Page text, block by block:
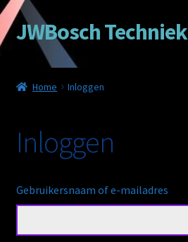
Ga
door
navigatie
Ga
naar
inhoud
JWBosch Techniek
Inloggen
Home Inloggen
Inloggen
Gebruikersnaam of e-mailadres